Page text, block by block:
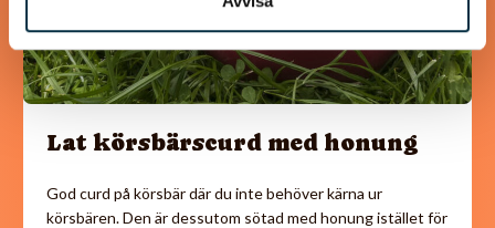
Lat körsbärscurd med honung
God curd på körsbär där du inte behöver kärna ur
körsbären. Den är dessutom sötad med honung istället för